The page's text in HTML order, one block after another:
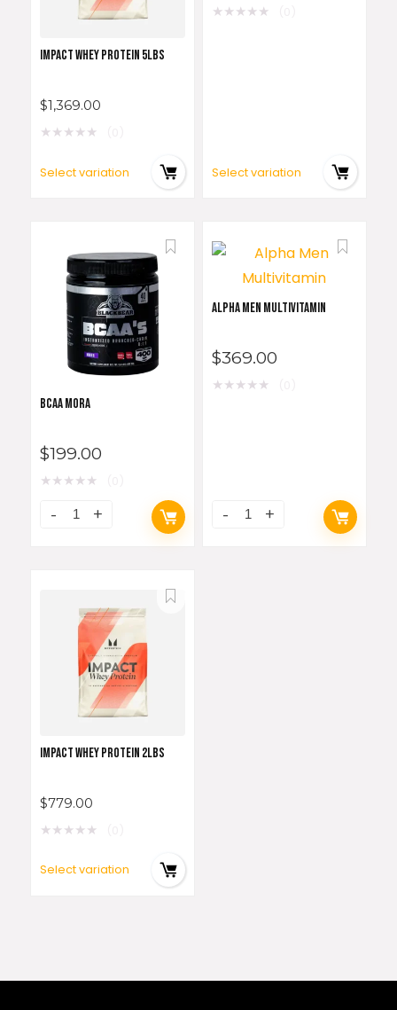
IMPACT WHEY PROTEIN 5LBS
$1,369.00
★★★★★
Select variation
★★★★★
Select variation
BCAA MORA
$199.00
★★★★★
ALPHA MEN MULTIVITAMIN
$369.00
★★★★★
IMPACT WHEY PROTEIN 2LBS
$779.00
★★★★★
Select variation